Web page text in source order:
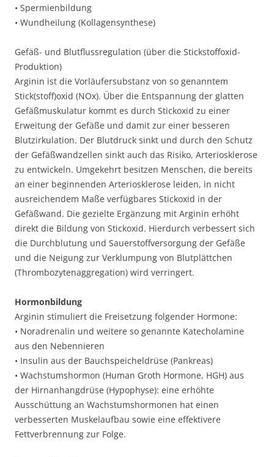
• Spermienbildung
• Wundheilung (Kollagensynthese)
Gefäß- und Blutflussregulation (über die Stickstoffoxid-
Produktion)
Arginin ist die Vorläufersubstanz von so genanntem
Stick(stoff)oxid (NOx). Über die Entspannung der glatten
Gefäßmuskulatur kommt es durch Stickoxid zu einer
Erweitung der Gefäße und damit zur einer besseren
Blutzirkulation. Der Blutdruck sinkt und durch den Schutz
der Gefäßwandzellen sinkt auch das Risiko, Arteriosklerose
zu entwickeln. Umgekehrt besitzen Menschen, die bereits
an einer beginnenden Arteriosklerose leiden, in nicht
ausreichendem Maße verfügbares Stickoxid in der
Gefäßwand. Die gezielte Ergänzung mit Arginin erhöht
direkt die Bildung von Stickoxid. Hierdurch verbessert sich
die Durchblutung und Sauerstoffversorgung der Gefäße
und die Neigung zur Verklumpung von Blutplättchen
(Thrombozytenaggregation) wird verringert.
Hormonbildung
Arginin stimuliert die Freisetzung folgender Hormone:
• Noradrenalin und weitere so genannte Katecholamine
aus den Nebennieren
• Insulin aus der Bauchspeicheldrüse (Pankreas)
• Wachstumshormon (Human Groth Hormone, HGH) aus
der Hirnanhangdrüse (Hypophyse): eine erhöhte
Ausschüttung an Wachstumshormonen hat einen
verbesserten Muskelaufbau sowie eine effektivere
Fettverbrennung zur Folge.